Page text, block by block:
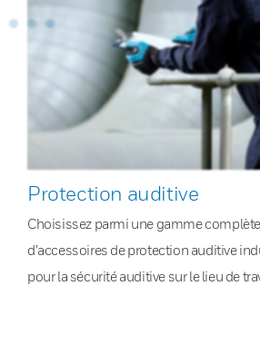
Protection auditive
Choisissez parmi une gamme
d’accessoires de protection auditive
pour la sécurité auditive sur le lieu de